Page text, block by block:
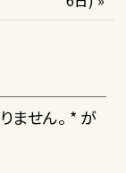
ません。 * が